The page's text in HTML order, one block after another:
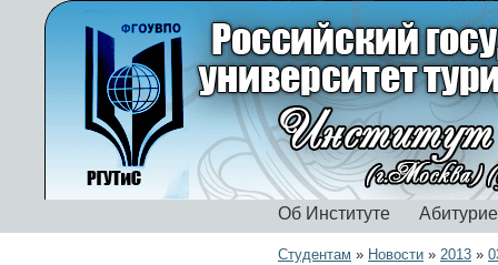
Об Институте
Студентам » Новости » 2013 »